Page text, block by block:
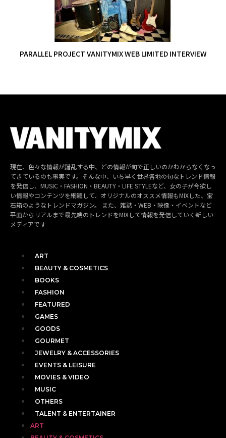
PARALLEL PROJECT VANITYMIX WEB LIMITED INTERVIEW
現在、色々な情報が錯乱する中、どの情報が旬で正しいのかわからなくなっ
てきているのも事実です。そんな中、いち早く世界各地の旬なトレンド情報
を発信し、MUSIC・FASHION・BEAUTY・LIFE STYLEなど、女の子が今欲し
い情報やコンテンツを網羅して、オリジナルのオススメ情報もMIXした、宝
石箱のようなトレンドマガジン。 また、雑誌・WEB・映像・イベントなど
平面からリアルまで最先端のトレンドをMIXして情報を発信していく新しい
メディアです
ART
BEAUTY & COSMETICS
BOOKS
FASHION
FEATURED
GAMES
GOODS
GOURMET
JEWELRY & ACCESSORIES
EVENTS & LEISURE
MOVIES & VIDEO
MUSIC
OTHERS
TALENT & ENTERTAINER
ART